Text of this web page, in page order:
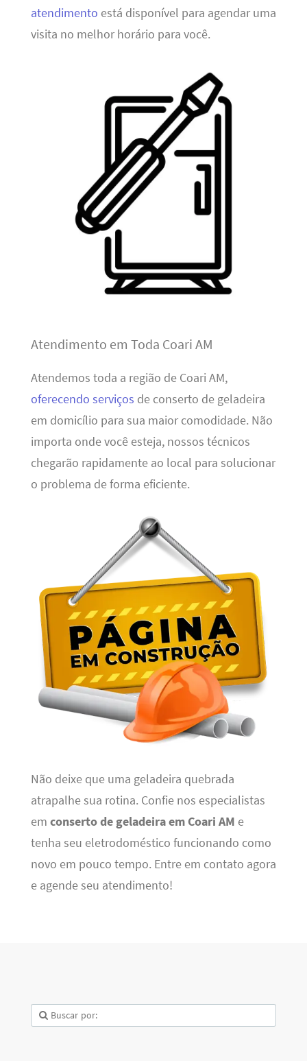
atendimento está disponível para agendar uma
visita no melhor horário para você.
Atendimento em Toda Coari AM
Atendemos toda a região de Coari AM,
oferecendo serviços de conserto de geladeira
em domicílio para sua maior comodidade. Não
importa onde você esteja, nossos técnicos
chegarão rapidamente ao local para solucionar
o problema de forma eficiente.
Não deixe que uma geladeira quebrada
atrapalhe sua rotina. Confie nos especialistas
em conserto de geladeira em Coari AM e
tenha seu eletrodoméstico funcionando como
novo em pouco tempo. Entre em contato agora
e agende seu atendimento!